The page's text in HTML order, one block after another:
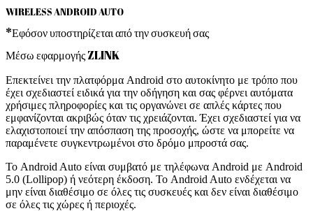
WIRELESS ANDROID AUTO
*Εφόσον υποστηρίζεται από την συσκευή σας
Μέσω εφαρμογής ZLINK
Επεκτείνει την πλατφόρμα Android στο αυτοκίνητο με τρόπο που
έχει σχεδιαστεί ειδικά για την οδήγηση και σας φέρνει αυτόματα
χρήσιμες πληροφορίες και τις οργανώνει σε απλές κάρτες που
εμφανίζονται ακριβώς όταν τις χρειάζονται. Έχει σχεδιαστεί για να
ελαχιστοποιεί την απόσπαση της προσοχής, ώστε να μπορείτε να
παραμένετε συγκεντρωμένοι στο δρόμο μπροστά σας.
Το Android Auto είναι συμβατό με τηλέφωνα Android με Android
5.0 (Lollipop) ή νεότερη έκδοση. Το Android Auto ενδέχεται να
μην είναι διαθέσιμο σε όλες τις συσκευές και δεν είναι διαθέσιμο
σε όλες τις χώρες ή περιοχές.